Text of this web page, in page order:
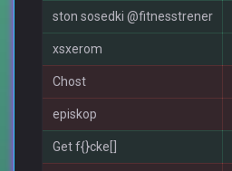
ston sosedki @fitnesstrener
xsxerom
Chost
episkop
Get f{}cke[]